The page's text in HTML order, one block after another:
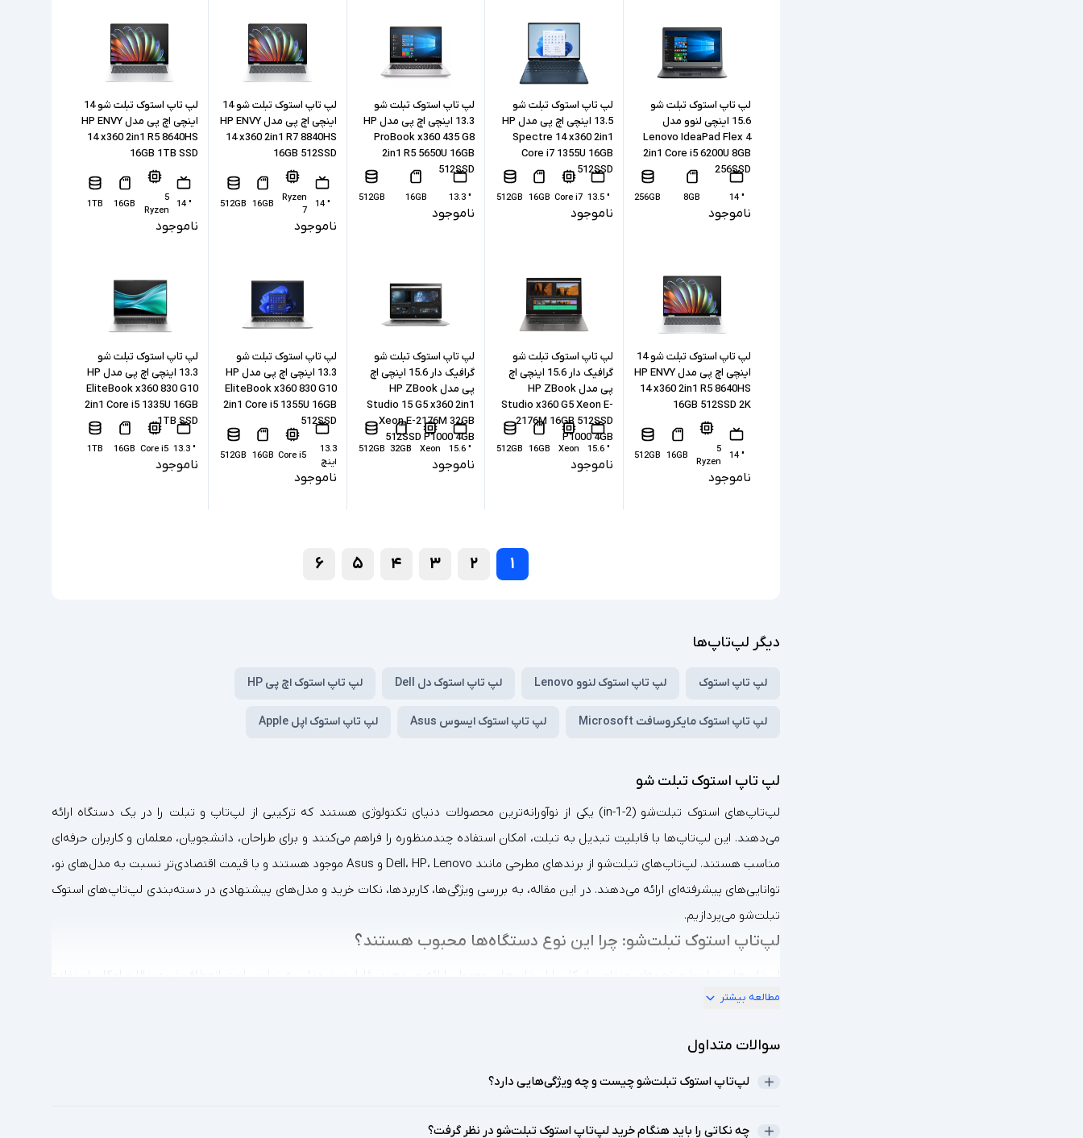
لپ تاپ استوک تبلت شو
15.6 اینچی لنوو مدل
Lenovo IdeaPad Flex 4
2in1 Core i5 6200U 8GB
256SSD
" 14
8GB
256GB
ناموجود
لپ تاپ استوک تبلت شو
13.5 اینچی اچ پی مدل HP
Spectre 14 x360 2in1
Core i7 1355U 16GB
512SSD
" 13.5
Core i7
16GB
512GB
ناموجود
لپ تاپ استوک تبلت شو
13.3 اینچی اچ پی مدل HP
ProBook x360 435 G8
2in1 R5 5650U 16GB
512SSD
" 13.3
16GB
512GB
ناموجود
لپ تاپ استوک تبلت شو 14
اینچی اچ پی مدل HP ENVY
14 x360 2in1 R7 8840HS
16GB 512SSD
" 14
Ryzen
7
16GB
512GB
ناموجود
لپ تاپ استوک تبلت شو 14
اینچی اچ پی مدل HP ENVY
14 x360 2in1 R5 8640HS
16GB 1TB SSD
" 14
5
Ryzen
16GB
1TB
ناموجود
لپ تاپ استوک تبلت شو 14
اینچی اچ پی مدل HP ENVY
14 x360 2in1 R5 8640HS
16GB 512SSD 2K
" 14
5
Ryzen
16GB
512GB
ناموجود
لپ تاپ استوک تبلت شو
گرافیک دار 15.6 اینچی اچ
پی مدل HP ZBook
Studio x360 G5 Xeon E-
2176M 16GB 512SSD
P1000 4GB
" 15.6
Xeon
16GB
512GB
ناموجود
لپ تاپ استوک تبلت شو
گرافیک دار 15.6 اینچی اچ
پی مدل HP ZBook
Studio 15 G5 x360 2in1
Xeon E-2176M 32GB
512SSD P1000 4GB
" 15.6
Xeon
32GB
512GB
ناموجود
لپ تاپ استوک تبلت شو
13.3 اینچی اچ پی مدل HP
EliteBook x360 830 G10
2in1 Core i5 1355U 16GB
512SSD
13.3
اینچ
Core i5
16GB
512GB
ناموجود
لپ تاپ استوک تبلت شو
13.3 اینچی اچ پی مدل HP
EliteBook x360 830 G10
2in1 Core i5 1335U 16GB
1TB SSD
" 13.3
Core i5
16GB
1TB
ناموجود
۱ ۲ ۳ ۴ ۵ ۶
دیگر لپ‌تاپ‌ها
لپ تاپ استوک لپ تاپ استوک لنوو Lenovo لپ تاپ استوک دل Dell لپ تاپ استوک اچ پی HP
لپ تاپ استوک مایکروسافت Microsoft لپ تاپ استوک ایسوس Asus لپ تاپ استوک اپل Apple
لپ تاپ استوک تبلت شو
لپ‌تاپ‌های استوک تبلت‌شو (2-in-1) یکی از نوآورانه‌ترین محصولات دنیای تکنولوژی هستند که ترکیبی از لپ‌تاپ و تبلت را در یک دستگاه ارائه
می‌دهند. این لپ‌تاپ‌ها با قابلیت تبدیل به تبلت، امکان استفاده چندمنظوره را فراهم می‌کنند و برای طراحان، دانشجویان، معلمان و کاربران حرفه‌ای
مناسب هستند. لپ‌تاپ‌های تبلت‌شو از برندهای مطرحی مانند Dell، HP، Lenovo و Asus موجود هستند و با قیمت اقتصادی‌تر نسبت به مدل‌های نو،
توانایی‌های پیشرفته‌ای ارائه می‌دهند. در این مقاله، به بررسی ویژگی‌ها، کاربردها، نکات خرید و مدل‌های پیشنهادی در دسته‌بندی لپ‌تاپ‌های استوک
تبلت‌شو می‌پردازیم.
لپ‌تاپ استوک تبلت‌شو: چرا این نوع دستگاه‌ها محبوب هستند؟
چندمنظوره می‌شود.
صفحه‌نمایش لمسی:امکان تعامل مستقیم با محتوا و نرم‌افزارها از طریق لمس، تجربه‌ای جذاب ارائه می‌دهد.
مطالعه بیشتر
سوالات متداول
لپ‌تاپ استوک تبلت‌شو چیست و چه ویژگی‌هایی دارد؟
چه نکاتی را باید هنگام خرید لپ‌تاپ استوک تبلت‌شو در نظر گرفت؟